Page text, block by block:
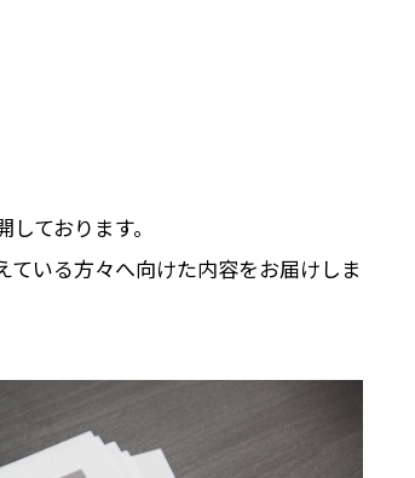
ております。
いる方々へ向けた内容をお届けしま